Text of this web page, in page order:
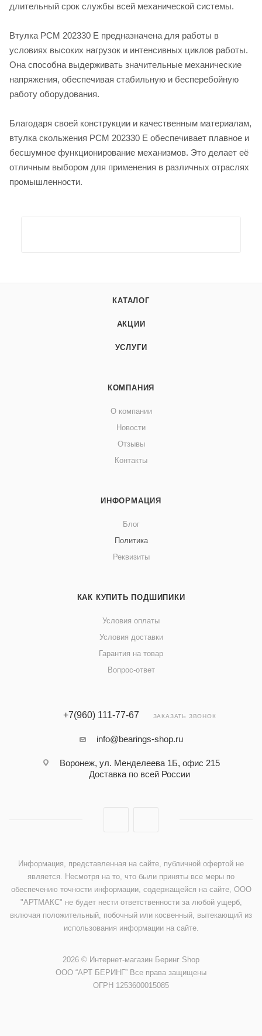
длительный срок службы всей механической системы.
Втулка PCM 202330 E предназначена для работы в
условиях высоких нагрузок и интенсивных циклов работы.
Она способна выдерживать значительные механические
напряжения, обеспечивая стабильную и бесперебойную
работу оборудования.
Благодаря своей конструкции и качественным материалам,
втулка скольжения PCM 202330 E обеспечивает плавное и
бесшумное функционирование механизмов. Это делает её
отличным выбором для применения в различных отраслях
промышленности.
КАТАЛОГ
АКЦИИ
УСЛУГИ
КОМПАНИЯ
О компании
Новости
Отзывы
Контакты
ИНФОРМАЦИЯ
Блог
Политика
Реквизиты
КАК КУПИТЬ ПОДШИПИКИ
Условия оплаты
Условия доставки
Гарантия на товар
Вопрос-ответ
+7(960) 111-77-67 ЗАКАЗАТЬ ЗВОНОК
info@bearings-shop.ru
Воронеж, ул. Менделеева 1Б, офис 215
Доставка по всей России
Информация, представленная на сайте, публичной офертой не
является. Несмотря на то, что были приняты все меры по
обеспечению точности информации, содержащейся на сайте, ООО
"АРТМАКС" не будет нести ответственности за любой ущерб,
включая положительный, побочный или косвенный, вытекающий из
использования информации на сайте.
2026 © Интернет-магазин Беринг Shop
ООО “АРТ БЕРИНГ” Все права защищены
ОГРН 1253600015085